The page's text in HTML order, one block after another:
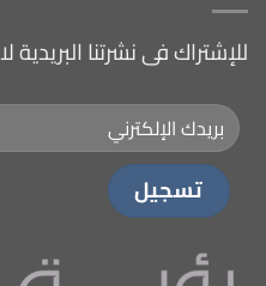
للإشتراك فى نشرتنا